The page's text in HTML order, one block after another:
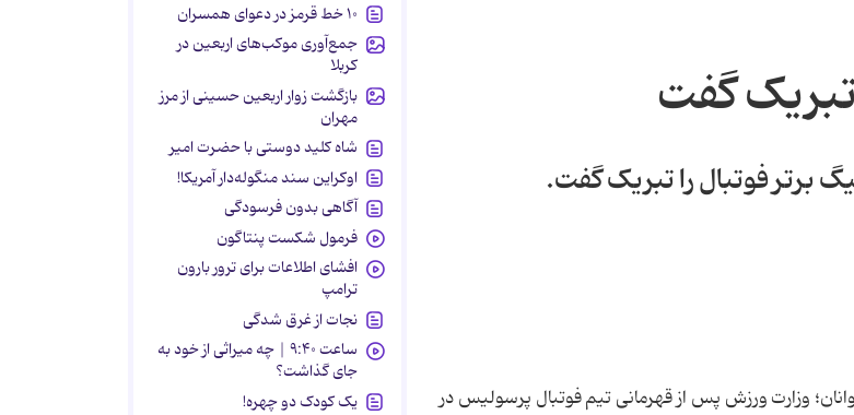
گفت
برتر فوتبال را تبریک گفت.
وزارت ورزش پس از قهرمانی تیم فوتبال پرسولیس در
۱۰ خط قرمز در دعوای همسران
جمع‌آوری موکب‌های اربعین در
کربلا
بازگشت زوار اربعین حسینی از مرز
مهران
شاه کلید دوستی با حضرت امیر
اوکراین سند منگوله‌دار آمریکا!
آگاهی بدون فرسودگی
فرمول شکست پنتاگون
افشای اطلاعات برای ترور بارون
ترامپ
نجات از غرق شدگی
ساعت ۹:۴۰ | چه میراثی از خود به
جای گذاشت؟
یک کودک دو چهره!